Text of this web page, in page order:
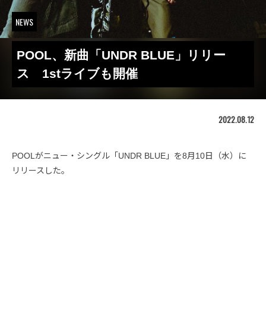
NEWS
POOL、新曲「UNDR BLUE」リリー
ス 1stライブも開催
2022.08.12
POOLがニュー・シングル「UNDR BLUE」を8月10日（水）に
リリースした。